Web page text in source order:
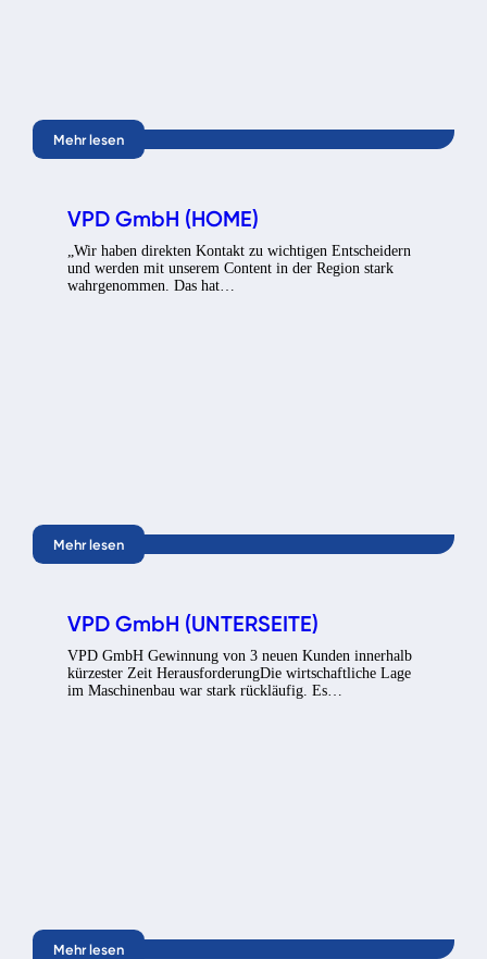
Mehr lesen
VPD GmbH (HOME)
„Wir haben direkten Kontakt zu wichtigen Entscheidern
und werden mit unserem Content in der Region stark
wahrgenommen. Das hat…
Mehr lesen
VPD GmbH (UNTERSEITE)
VPD GmbH Gewinnung von 3 neuen Kunden innerhalb
kürzester Zeit HerausforderungDie wirtschaftliche Lage
im Maschinenbau war stark rückläufig. Es…
Mehr lesen